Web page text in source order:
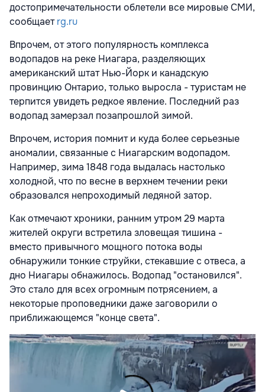
достопримечательности облетели все мировые СМИ,
сообщаетrg.ru
Впрочем, от этого популярность комплекса
водопадов на реке Ниагара, разделяющих
американский штат Нью-Йорк и канадскую
провинцию Онтарио, только выросла - туристам не
терпится увидеть редкое явление. Последний раз
водопад замерзал позапрошлой зимой.
Впрочем, история помнит и куда более серьезные
аномалии, связанные с Ниагарским водопадом.
Например, зима 1848 года выдалась настолько
холодной, что по весне в верхнем течении реки
образовался непроходимый ледяной затор.
Как отмечают хроники, ранним утром 29 марта
жителей округи встретила зловещая тишина -
вместо привычного мощного потока воды
обнаружили тонкие струйки, стекавшие с отвеса, а
дно Ниагары обнажилось. Водопад "остановился".
Это стало для всех огромным потрясением, а
некоторые проповедники даже заговорили о
приближающемся "конце света".